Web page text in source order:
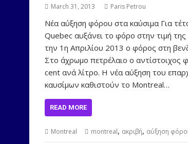
March 31, 2013 Paris Petrou
Νέα αύξηση φόρου στα καύσιμα Για
Quebec αυξάνει το φόρο στην τιμή
την 1η Απριλίου 2013 ο φόρος στη
Στο άχρωμο πετρέλαιο ο αντίστοιχος
cent ανά λίτρο. Η νέα αύξηση του
καυσίμων καθιστούν το Montreal…
READ MORE
Montreal montreal, ακριβή, αύξηση